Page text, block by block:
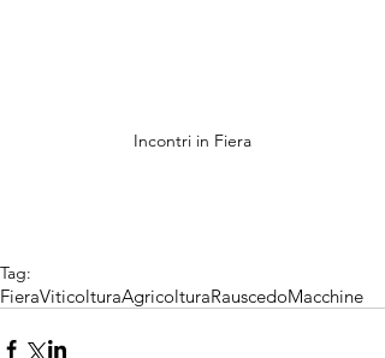
Incontri in Fiera
Tag:
FieraViticolturaAgricolturaRauscedoMacchine